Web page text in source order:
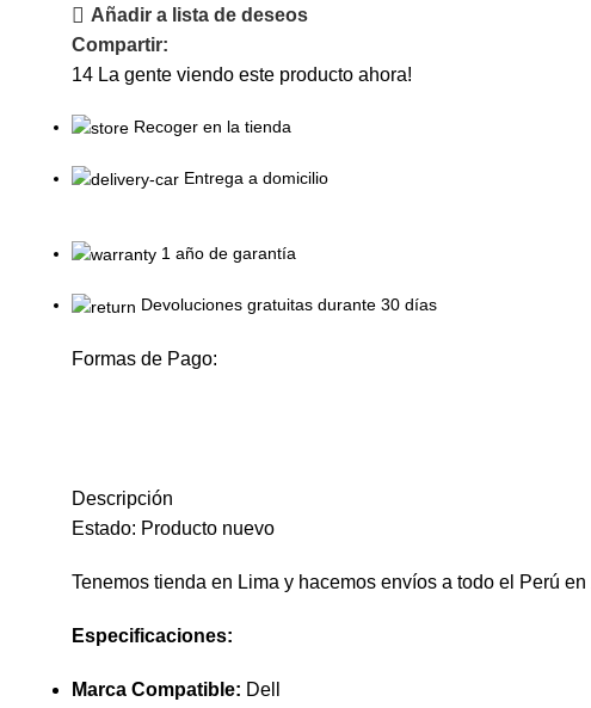
Añadir a lista de deseos
Compartir:
14 La gente viendo este producto ahora!
Recoger en la tienda
Entrega a domicilio
1 año de garantía
Devoluciones gratuitas durante 30 días
Formas de Pago:
Descripción
Estado: Producto nuevo
Tenemos tienda en Lima y hacemos envíos a todo el Perú
Especificaciones:
Marca Compatible: Dell